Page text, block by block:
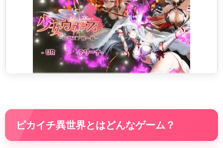
ピカイチ異世界とはどんなゲーム？